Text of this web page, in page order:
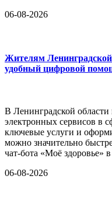
06-08-2026
Жителям Ленинградской
удобный цифровой
В Ленинградской области
электронных сервисов в
ключевые услуги и
можно значительно
чат-бота «Моё здоровье»
06-08-2026